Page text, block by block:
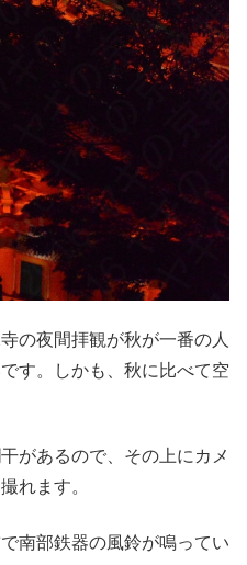
の夜間拝観が秋が一番の人
す。しかも、秋に比べて空
があるので、その上にカメ
れます。
南部鉄器の風鈴が鳴ってい